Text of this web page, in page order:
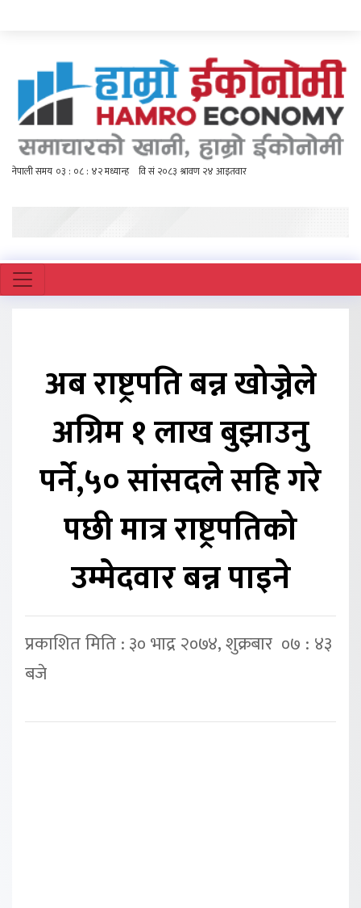
अब राष्ट्रपति बन्न खोज्नेले
अग्रिम १ लाख बुझाउनु
पर्ने,५० सांसदले सहि गरे
पछी मात्र राष्ट्रपतिको
उम्मेदवार बन्न पाइने
प्रकाशित मिति : ३० भाद्र २०७४, शुक्रबार ०७ : ४३
बजे